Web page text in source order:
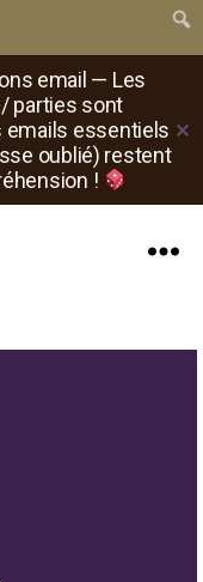
email — Les
parties sont
emails essentiels
oublié) restent
!
✕